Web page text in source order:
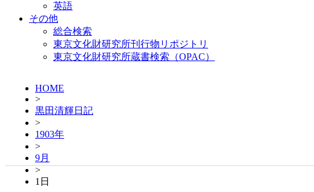
英語
その他
総合検索
東京文化財研究所刊行物リポジトリ
東京文化財研究所蔵書検索（OPAC）
HOME
>
黒田清輝日記
>
1903年
>
9月
>
1日